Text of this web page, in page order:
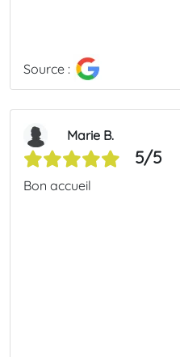
Source :
Marie B.
5/5
Bon accueil